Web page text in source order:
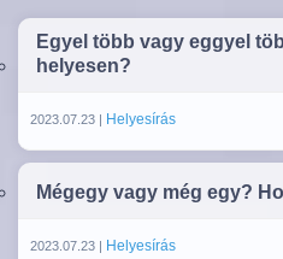
Egyel több vagy eggyel
helyesen?
2023.07.23 | Helyesírás
Mégegy vagy még egy?
2023.07.23 | Helyesírás